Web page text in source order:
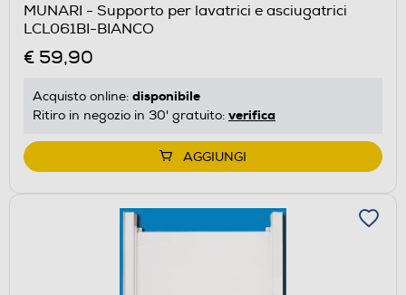
MUNARI - Supporto per lavatrici e asciugatrici
LCL061BI-BIANCO
€ 59,90
Acquisto online: disponibile
Ritiro in negozio in 30' gratuito: verifica
AGGIUNGI